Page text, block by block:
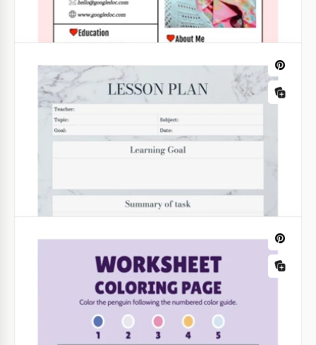
Regardez notre modèle d'arbre généalogique
magnifique avec un design incroyablement coloré. Il
y a tellement de vert et de bleu !
Articles
Article sur la cérémonie du thé paisible
de thé calme. En arrière-plan, vous voyez une main
verser du thé dans les tasses.
CV rose élégant